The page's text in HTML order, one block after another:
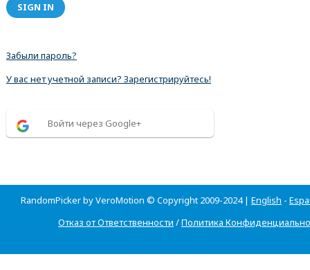
SIGN IN
Забыли пароль?
У вас нет учетной записи? Зарегистрируйтесь!
Войти через Google+
RandomPicker by VeroMotion © Copyright 2009-2024 | English -
Отказ от Ответственности /Политика